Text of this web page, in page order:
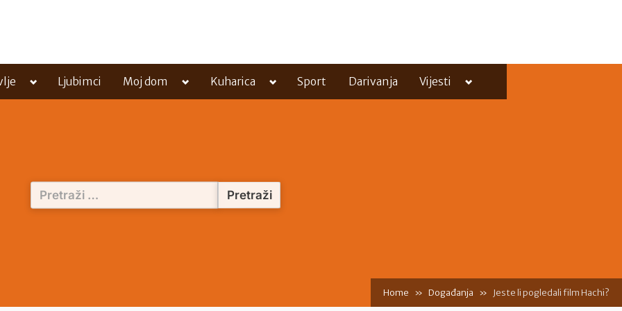
Toggle
menu
Ljubimci Moj dom
Toggle
menu
Kuharica
Toggle
menu
Sport Darivanja Vijesti
Toggle
menu
Pretraži:
Home Događanja Jeste li pogledali film Hachi?